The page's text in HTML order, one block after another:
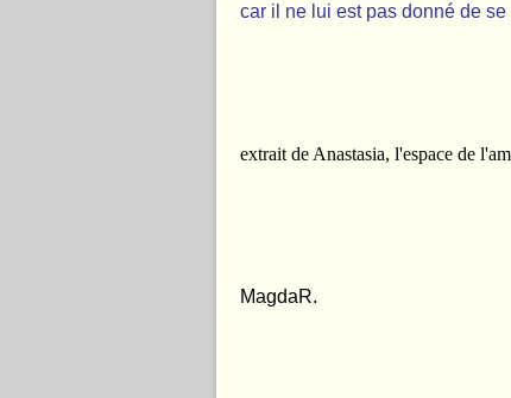
car il ne lui est pas donné de
extrait de Anastasia, l'espace de
MagdaR.